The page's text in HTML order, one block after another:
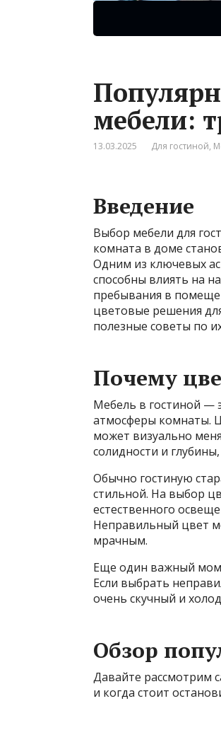
мебели:
13.03.2025 Для гостиной,
Введение
Выбор мебели для
комната в доме
Одним из ключевых
способны влиять на
пребывания в
цветовые решения
полезные советы по
Почему
Мебель в гостиной —
атмосферы комнаты.
может визуально
солидности и
Обычно гостиную
стильной. На выбор
естественного
Неправильный цвет
мрачным.
Еще один важный
Если выбрать
очень скучный и
Обзор
Давайте рассмотрим
и когда стоит